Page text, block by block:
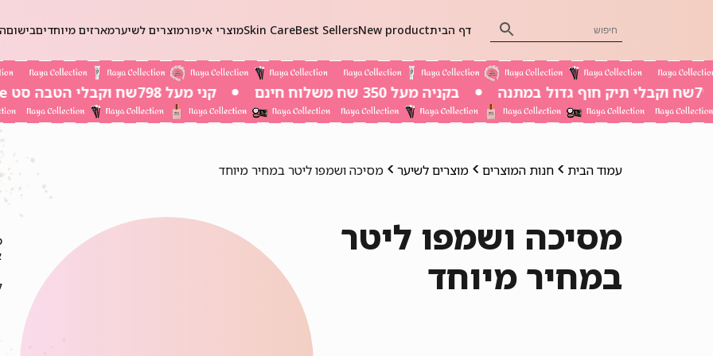
דף הביתNew product
Best Sellers
Skin Careמוצרי איפורמוצרים לשיערמארזים מיוחדיםבישום
בקניה מעל 350 שח משלוח חינם קני מעל 798שח וקבלי הטבה סט Self-Care ב 20שח בלבד!
עמוד הבית חנות המוצרים מוצרים לשיער מסיכה ושמפו ליטר במחיר מיוחד
מסיכה ושמפו ליטר
במחיר מיוחד